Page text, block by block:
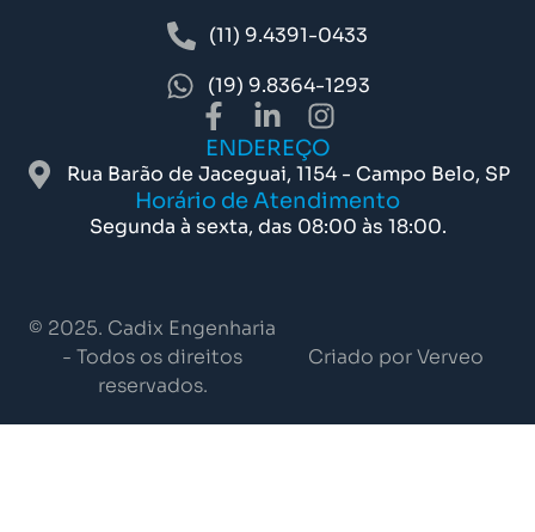
(11) 9.4391-0433
(19) 9.8364-1293
ENDEREÇO
Rua Barão de Jaceguai, 1154 - Campo Belo, SP
Horário de Atendimento
Segunda à sexta, das 08:00 às 18:00.
© 2025. Cadix Engenharia
- Todos os direitos
reservados.
Criado por Verveo